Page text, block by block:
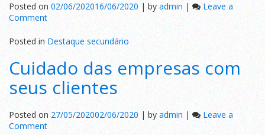
Posted on 02/06/202016/06/2020 | byadmin|
Leave a
Commenton
Solicite
pelo
call
center
do
Riocard
Mais:
(21)
2127-
4000
Posted inDestaque secundário
Cuidado das empresas com
seus clientes
Posted on 27/05/202002/06/2020|byadmin|
Leave a
Commenton